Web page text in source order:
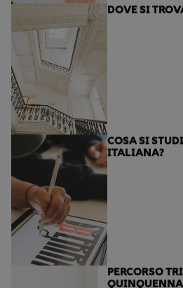
N.B. Il piano di studi può
aggiornamenti a seconda
DOVE SI
COSA SI
ITALIANA?
PERCORSO